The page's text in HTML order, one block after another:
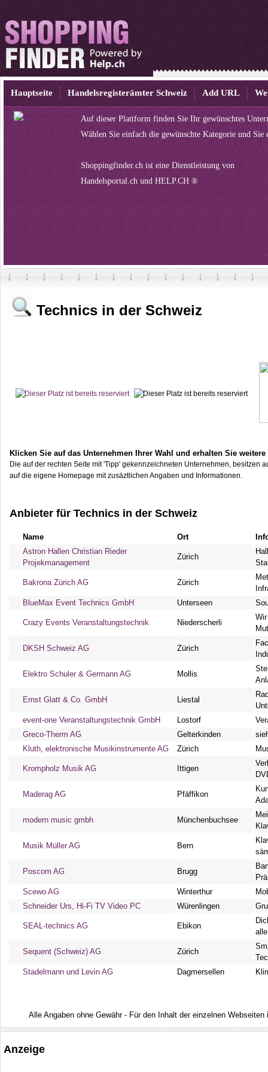
Hauptseite Handelsregisterämter Schweiz Add URL
Auf dieser Plattform finden Sie Ihr gewünschtes
Wählen Sie einfach die gewünschte Kategorie und
Shoppingfinder.ch ist eine Dienstleistung von
Handelsportal.ch und HELP.CH ®
Technics in der Schweiz
Klicken Sie auf das Unternehmen Ihrer Wahl und erhalten Sie
Die auf der rechten Seite mit 'Tipp' gekennzeichneten Unternehmen, besitzen
auf die eigene Homepage mit zusäztlichen Angaben und Informationen.
Anbieter für Technics in der Schweiz
Name Ort
Astron Hallen Christian Rieder
Projekmanagement
Zürich
Bakrona Zürich AG Zürich
BlueMax Event Technics GmbH
Unterseen
Crazy Events Veranstaltungstechnik Niederscherli
DKSH Schweiz AG Zürich
Elektro Schuler & Germann AG Mollis
Ernst Glatt & Co. GmbH Liestal
event-one Veranstaltungstechnik GmbH
Lostorf
Greco-Therm AG
Gelterkinden
Kluth, elektronische Musikinstrumente AG
Zürich
Krompholz Musik AG Ittigen
Maderag AG Pfäffikon
modern music gmbh Münchenbuchsee
Musik Müller AG Bern
Poscom AG Brugg
Scewo AG
Winterthur
Schneider Urs, Hi-Fi TV Video PC
Würenlingen
SEAL-technics AG Ebikon
Sequent (Schweiz) AG Zürich
Stadelmann und Levin AG
Dagmersellen
Alle Angaben ohne Gewähr - Für den Inhalt der einzelnen Webseiten
Anzeige